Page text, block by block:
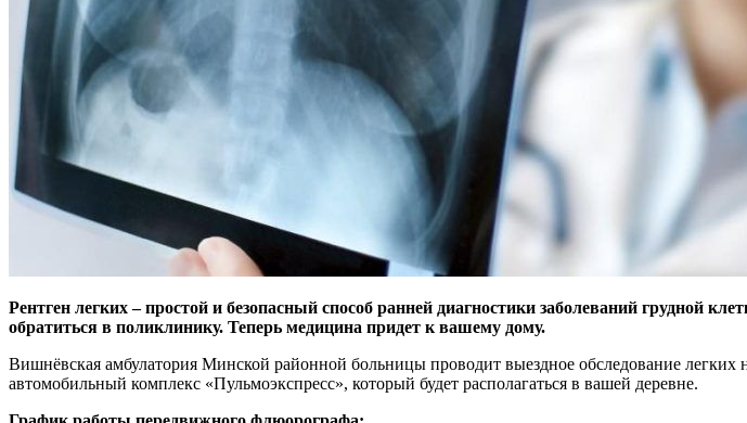
Рентген легких – простой и безопасный способ ранней диагностики заболеваний грудной
обратиться в поликлинику. Теперь медицина придет к вашему дому.
Вишнёвская амбулатория Минской районной больницы проводит выездное обследование легких
автомобильный комплекс «Пульмоэкспресс», который будет располагаться в вашей деревне.